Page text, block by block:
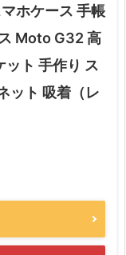
ホケース 手帳
Moto G32 高
ット 手作り ス
ット 吸着（レ